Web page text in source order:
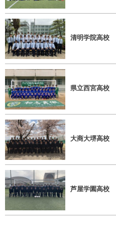
清明学院高校
県立西宮高校
大商大堺高校
芦屋学園高校